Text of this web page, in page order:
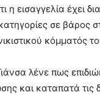
η εισαγγελία έχει
σε βάρος
κόμματός
λένε πως
και καταπατά τις